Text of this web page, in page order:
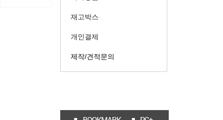
재고박스
개인결제
제작/견적문의